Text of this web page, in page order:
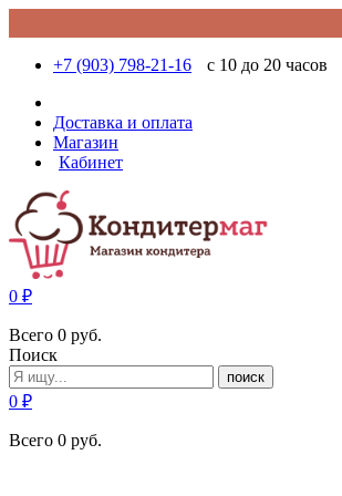
+7 (903) 798-21-16 с 10 до 20 часов
Доставка и оплата
Магазин
Кабинет
0 ₽
Всего 0 руб.
Поиск
поиск
0 ₽
Всего 0 руб.